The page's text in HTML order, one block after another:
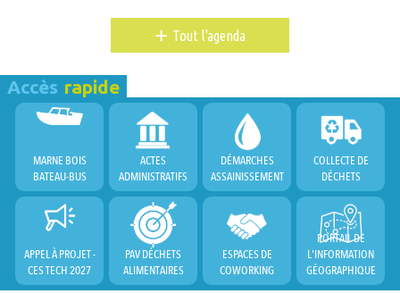
+ Tout l'agenda
Accès rapide
MARNE BOIS
BATEAU-BUS
ACTES
ADMINISTRATIFS
DÉMARCHES
ASSAINISSEMENT
COLLECTE DE
DÉCHETS
APPEL À PROJET -
CES TECH 2027
PAV DÉCHETS
ALIMENTAIRES
ESPACES DE
COWORKING
PORTAIL DE
L'INFORMATION
GÉOGRAPHIQUE